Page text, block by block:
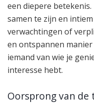
een diepere
samen te zijn en
verwachtingen of
en ontspannen
iemand van wie je
interesse hebt.
Oorsprong van de